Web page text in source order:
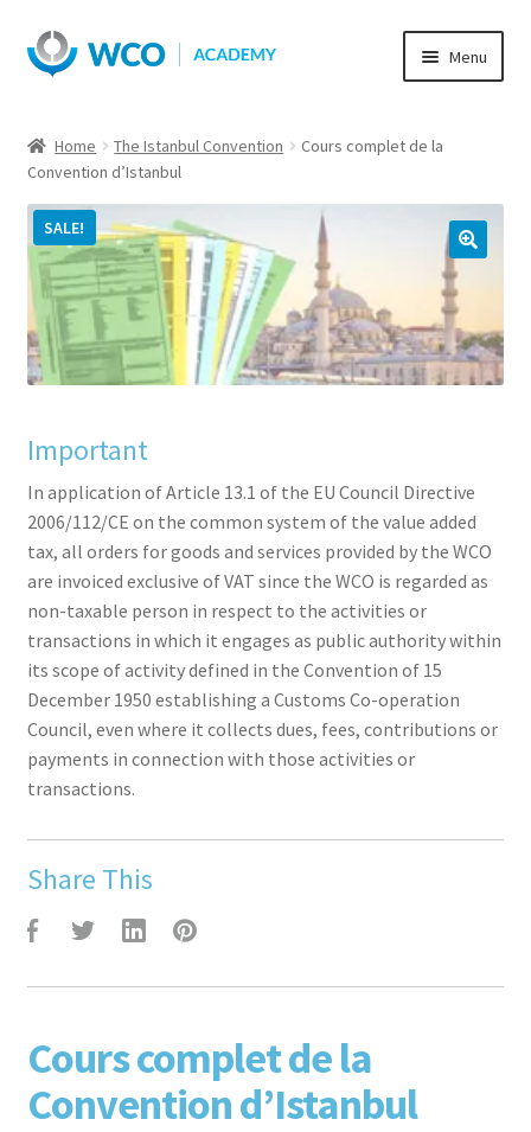
Skip
to
Skip
to
Menu
Home The Istanbul Convention
Cours complet de la
Convention d’Istanbul
SALE!
Important
In application of Article 13.1 of the EU Council Directive
2006/112/CE on the common system of the value added
tax, all orders for goods and services provided by the WCO
are invoiced exclusive of VAT since the WCO is regarded as
non-taxable person in respect to the activities or
transactions in which it engages as public authority within
its scope of activity defined in the Convention of 15
December 1950 establishing a Customs Co-operation
Council, even where it collects dues, fees, contributions or
payments in connection with those activities or
transactions.
Share This
Cours complet de la
Convention d’Istanbul